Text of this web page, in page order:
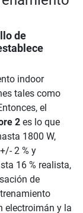
de
indoor
tales como
el
2 es lo que
1800 W,
2 % y
16 % realista,
de
electroimán y la